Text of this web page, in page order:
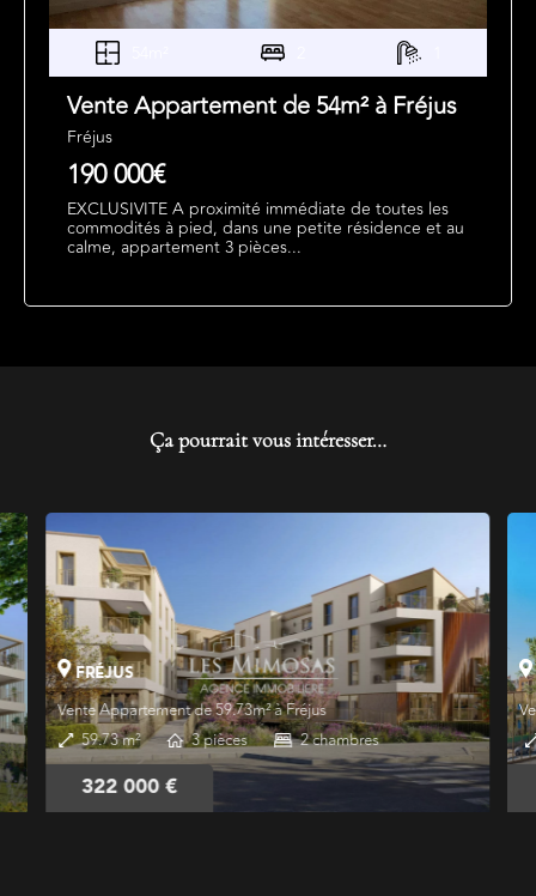
Vente Appartement de 54m² à Fréjus
Fréjus
190 000€
EXCLUSIVITE A proximité immédiate de toutes les
commodités à pied, dans une petite résidence et au
calme, appartement 3 pièces...
Ça pourrait vous intéresser…
FRÉJUS
Vente Appartement de 59.73m² à Fréjus
59.73 m²
3 pièces 2 chambres
322 000 €